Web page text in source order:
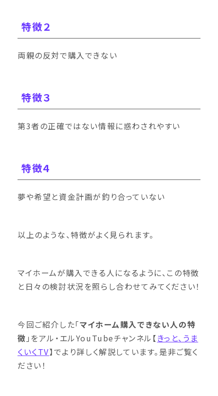
特徴２
両親の反対で購入できない
特徴３
第3者の正確ではない情報に惑わされやすい
特徴４
夢や希望と資金計画が釣り合っていない
以上のような、特徴がよく見られます。
マイホームが購入できる人になるように、この特徴
と日々の検討状況を照らし合わせてみてください！
今回ご紹介した「マイホーム購入できない人の特
徴 」をアル・エルYouTubeチャンネル【きっと、うま
くいくTV】でより詳しく解説しています。是非ご覧く
ださい！